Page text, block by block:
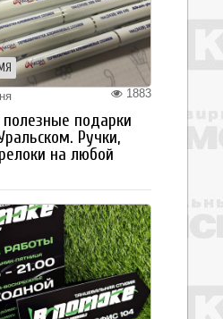
1883
подарки
Ручки,
на любой